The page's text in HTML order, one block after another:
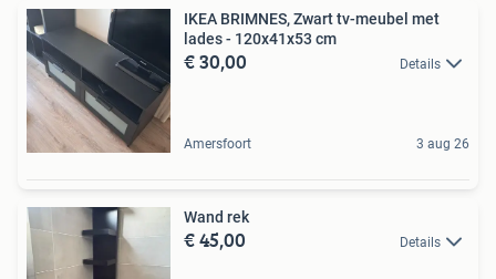
IKEA BRIMNES, Zwart tv-meubel met
lades - 120x41x53 cm
€ 30,00 Details
Amersfoort 3 aug 26
Wand rek
€ 45,00 Details